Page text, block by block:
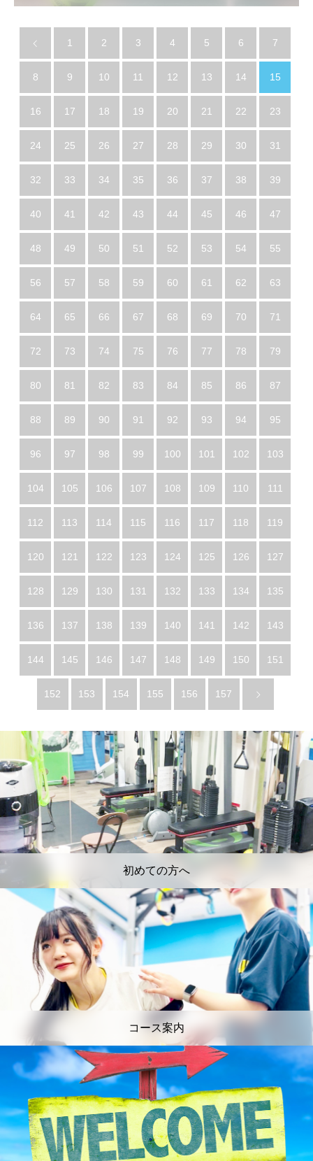
1 2 3 4 5 6 7
8 9 10 11 12 13 14 15
16 17 18 19 20 21 22 23
24 25 26 27 28 29 30 31
32 33 34 35 36 37 38 39
40 41 42 43 44 45 46 47
48 49 50 51 52 53 54 55
56 57 58 59 60 61 62 63
64 65 66 67 68 69 70 71
72 73 74 75 76 77 78 79
80 81 82 83 84 85 86 87
88 89 90 91 92 93 94 95
96 97 98 99 100 101 102 103
104 105 106 107 108 109 110 111
112 113 114 115 116 117 118 119
120 121 122 123 124 125 126 127
128 129 130 131 132 133 134 135
136 137 138 139 140 141 142 143
144 145 146 147 148 149 150 151
152 153 154 155 156 157
初めての方へ
コース案内